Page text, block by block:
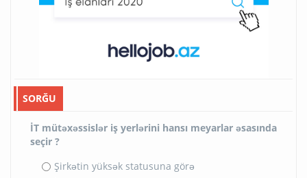
SORĞU
İT mütəxəssislər iş yerlərini hansı meyarlar əsasında
seçir ?
Şirkətin yüksək statusuna görə